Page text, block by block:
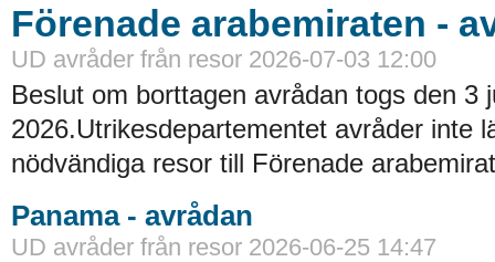
Förenade arabemiraten -
UD avråder från resor 2026-07-03 12:00
Beslut om borttagen avrådan togs den 3
2026.Utrikesdepartementet avråder inte
nödvändiga resor till Förenade
Panama - avrådan
UD avråder från resor 2026-06-25 14:47